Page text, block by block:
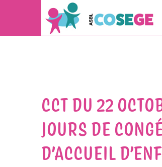
CCT DU 22
JOURS DE
D’ACCUEIL